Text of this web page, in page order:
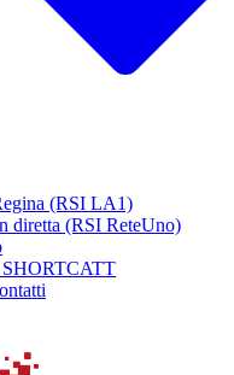
(RSI LA1)
diretta (RSI ReteUno)